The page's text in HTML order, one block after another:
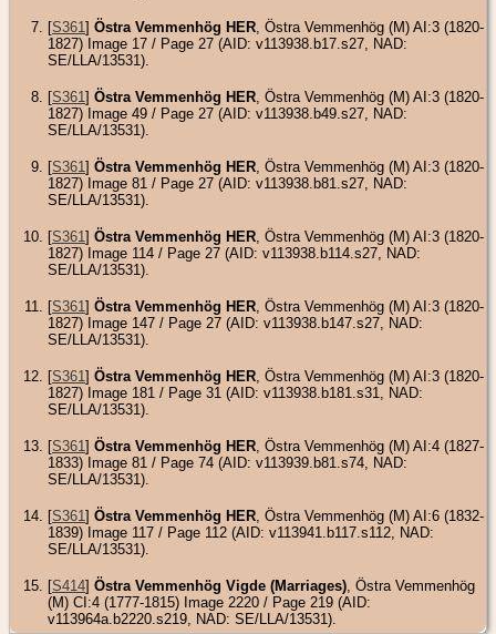
[S361 ] Östra Vemmenhög HER , Östra Vemmenhög (M) AI:3 (1820-
1827) Image 17 / Page 27 (AID: v113938.b17.s27, NAD:
SE/LLA/13531).
[S361 ] Östra Vemmenhög HER , Östra Vemmenhög (M) AI:3 (1820-
1827) Image 49 / Page 27 (AID: v113938.b49.s27, NAD:
SE/LLA/13531).
[S361 ] Östra Vemmenhög HER , Östra Vemmenhög (M) AI:3 (1820-
1827) Image 81 / Page 27 (AID: v113938.b81.s27, NAD:
SE/LLA/13531).
[S361 ] Östra Vemmenhög HER , Östra Vemmenhög (M) AI:3 (1820-
1827) Image 114 / Page 27 (AID: v113938.b114.s27, NAD:
SE/LLA/13531).
[S361 ] Östra Vemmenhög HER , Östra Vemmenhög (M) AI:3 (1820-
1827) Image 147 / Page 27 (AID: v113938.b147.s27, NAD:
SE/LLA/13531).
[S361 ] Östra Vemmenhög HER , Östra Vemmenhög (M) AI:3 (1820-
1827) Image 181 / Page 31 (AID: v113938.b181.s31, NAD:
SE/LLA/13531).
[S361 ] Östra Vemmenhög HER , Östra Vemmenhög (M) AI:4 (1827-
1833) Image 81 / Page 74 (AID: v113939.b81.s74, NAD:
SE/LLA/13531).
[S361 ] Östra Vemmenhög HER , Östra Vemmenhög (M) AI:6 (1832-
1839) Image 117 / Page 112 (AID: v113941.b117.s112, NAD:
SE/LLA/13531).
[S414] Östra Vemmenhög Vigde (Marriages) , Östra Vemmenhög
(M) CI:4 (1777-1815) Image 2220 / Page 219 (AID:
v113964a.b2220.s219, NAD: SE/LLA/13531).